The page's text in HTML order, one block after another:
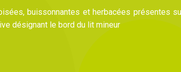
buissonnantes et herbacées présentes
désignant le bord du lit mineur